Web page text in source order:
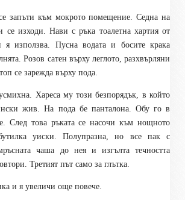
запъти към мокрото помещение. Седна на
се изходи. Нави с ръка тоалетна хартия от
я използва. Пусна водата и босите крака
Розов сатен върху леглото, разхвърляни
се зарежда върху пода.
Хареса му този безпорядък, в който
жив. На пода бе панталона. Обу го в
След това ръката се насочи към нощното
уиски. Полупразна, но все пак с
чаша до нея и изгълта течността
Третият път само за глътка.
и я увеличи още повече.